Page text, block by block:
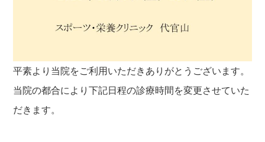
平素より当院をご利用いただきありがとうございます。
当院の都合により下記日程の診療時間を変更させていた
だきます。